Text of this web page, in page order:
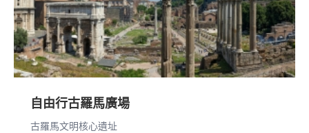
自由行古羅馬廣場
古羅馬文明核心遺址